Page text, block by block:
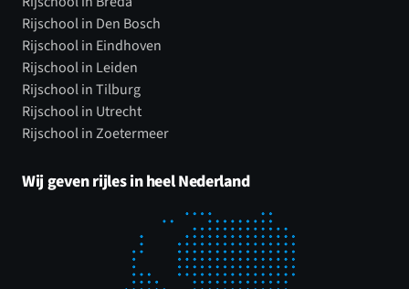
Rijschool in Den Bosch
Rijschool in Eindhoven
Rijschool in Leiden
Rijschool in Tilburg
Rijschool in Utrecht
Rijschool in Zoetermeer
Wij geven rijles in heel Nederland